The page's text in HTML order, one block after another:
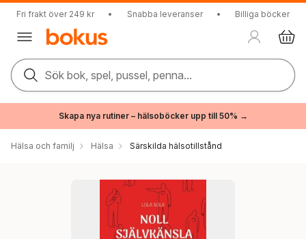
Fri frakt över 249 kr • Snabba leveranser • Billiga böcker
Sök bok, spel, pussel, penna...
Skapa nya rutiner – hälsoböcker upp till 50% →
Hälsa och familj Hälsa Särskilda hälsotillstånd